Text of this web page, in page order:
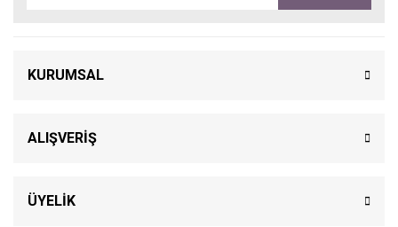
KURUMSAL
ALIŞVERİŞ
ÜYELİK